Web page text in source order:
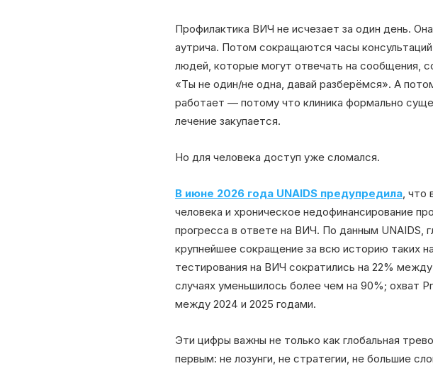
Профилактика ВИЧ не исчезает за один день.
аутрича. Потом сокращаются часы
людей, которые могут отвечать на сообщения,
«Ты не один/не одна, давай разберёмся». А
работает — потому что клиника формально
лечение закупается.
Но для человека доступ уже сломался.
В июне 2026 года UNAIDS предупредила, что
человека и хроническое недофинансирование
прогресса в ответе на ВИЧ. По данным UNAIDS,
крупнейшее сокращение за всю историю таких
тестирования на ВИЧ сократились на 22%
случаях уменьшилось более чем на 90%; охват
между 2024 и 2025 годами.
Эти цифры важны не только как глобальная
первым: не лозунги, не стратегии, не большие